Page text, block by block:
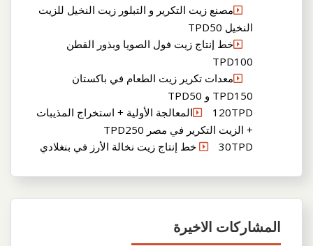
مصنع زيت التكرير و التبلور زيت النخيل للزيت
النخيل TPD50
خط إنتاج زيت فول الصويا وبذور القطن
TPD100
معدات تكرير زيت الطعام في باكستان
TPD150 و TPD50
120TPDالمعالجة الأولية + استخراج المذيبات
+ الزيت التكرير في مصر TPD250
30TPD خط إنتاج زيت نخالة الأرز في بنغلادي
المشاركات الاخيرة